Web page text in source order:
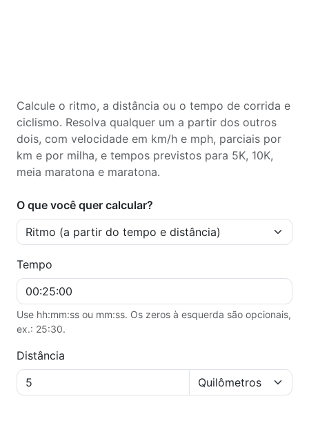
Calcule o ritmo, a distância ou o tempo de corrida e
ciclismo. Resolva qualquer um a partir dos outros
dois, com velocidade em km/h e mph, parciais por
km e por milha, e tempos previstos para 5K, 10K,
meia maratona e maratona.
O que você quer calcular?
Tempo
Use hh:mm:ss ou mm:ss. Os zeros à esquerda são opcionais,
ex.: 25:30.
Distância